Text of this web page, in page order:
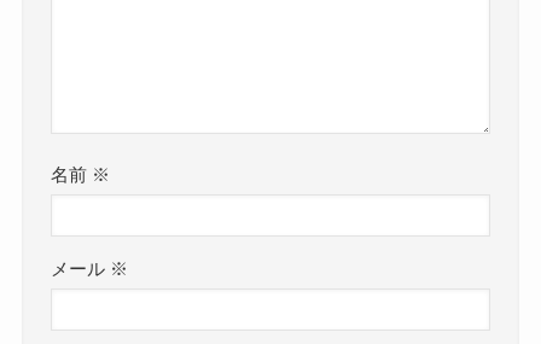
名前 ※
メール ※